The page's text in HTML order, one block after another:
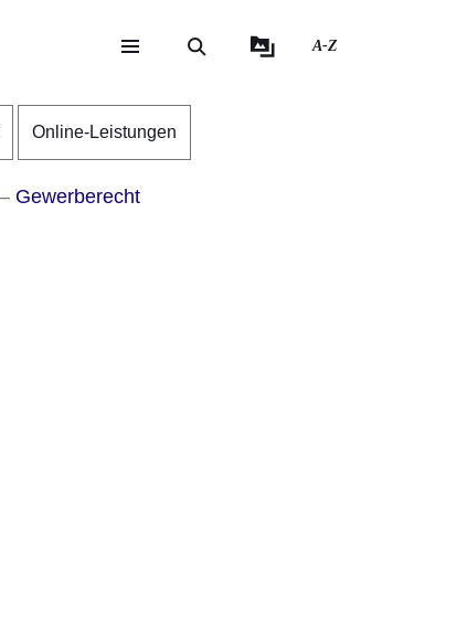
A-Z
Online-Leistungen
Gewerberecht